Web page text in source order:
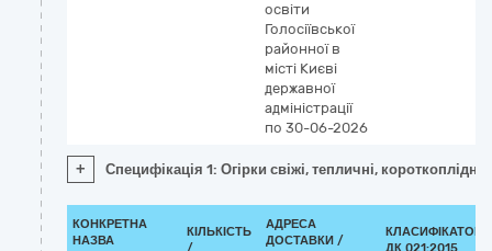
освіти
Голосіївської
районної в
місті Києві
державної
адміністрації
по 30-06-2026
+ Специфікація 1: Огірки свіжі, тепличні,
КОНКРЕТНА
НАЗВА
КІЛЬКІСТЬ
АДРЕСА
ДОСТАВКИ /
КЛАСИФІКАТОР